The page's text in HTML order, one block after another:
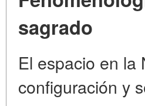
sagrado
El espacio en la
configuración y